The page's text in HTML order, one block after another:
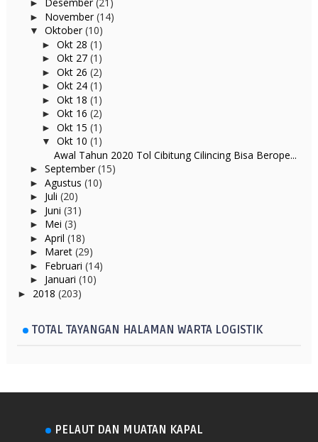
►
► November(14)
▼ Oktober(10)
► Okt 28 (1)
► Okt 27 (1)
► Okt 26 (2)
► Okt 24 (1)
► Okt 18 (1)
► Okt 16 (2)
► Okt 15 (1)
▼ Okt 10 (1)
Awal Tahun 2020 Tol Cibitung Cilincing Bisa Berope...
► September(15)
► Agustus (10)
► Juli (20)
► Juni (31)
► Mei (3)
► April (18)
► Maret (29)
► Februari (14)
► Januari (10)
► 2018 (203)
TOTAL TAYANGAN HALAMAN WARTA LOGISTIK
PELAUT DAN MUATAN KAPAL